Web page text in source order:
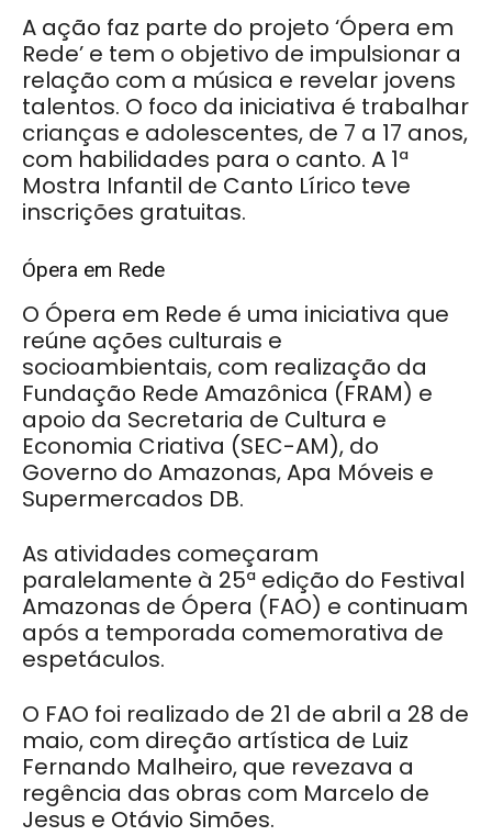
A ação faz parte do projeto ‘Ópera em
Rede’ e tem o objetivo de impulsionar a
relação com a música e revelar jovens
talentos. O foco da iniciativa é trabalhar
crianças e adolescentes, de 7 a 17 anos,
com habilidades para o canto. A 1ª
Mostra Infantil de Canto Lírico teve
inscrições gratuitas.
Ópera em Rede
O Ópera em Rede é uma iniciativa que
reúne ações culturais e
socioambientais, com realização da
Fundação Rede Amazônica (FRAM) e
apoio da Secretaria de Cultura e
Economia Criativa (SEC-AM), do
Governo do Amazonas, Apa Móveis e
Supermercados DB.
As atividades começaram
paralelamente à 25ª edição do Festival
Amazonas de Ópera (FAO) e continuam
após a temporada comemorativa de
espetáculos.
O FAO foi realizado de 21 de abril a 28 de
maio, com direção artística de Luiz
Fernando Malheiro, que revezava a
regência das obras com Marcelo de
Jesus e Otávio Simões.